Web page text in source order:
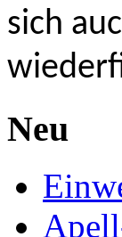
sich
Neu